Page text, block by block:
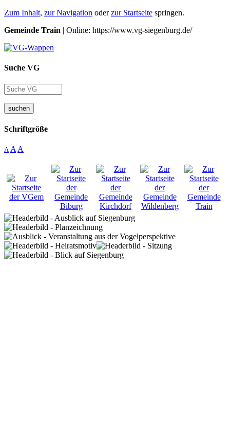
Zum Inhalt, zur Navigation oderzur Startseite springen.
Gemeinde Train | Online: https://www.vg-siegenburg.de/
Suche VG
suchen
Schriftgröße
A A A